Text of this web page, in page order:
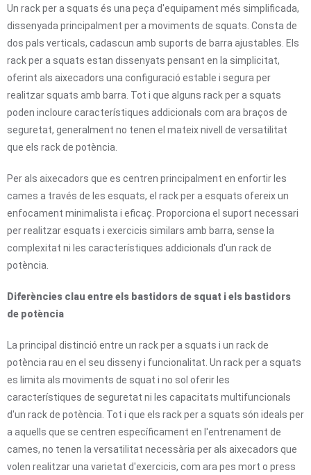
Un rack per a squats és una peça d'equipament més simplificada,
dissenyada principalment per a moviments de squats. Consta de
dos pals verticals, cadascun amb suports de barra ajustables. Els
rack per a squats estan dissenyats pensant en la simplicitat,
oferint als aixecadors una configuració estable i segura per
realitzar squats amb barra. Tot i que alguns rack per a squats
poden incloure característiques addicionals com ara braços de
seguretat, generalment no tenen el mateix nivell de versatilitat
que els rack de potència.
Per als aixecadors que es centren principalment en enfortir les
cames a través de les esquats, el rack per a esquats ofereix un
enfocament minimalista i eficaç. Proporciona el suport necessari
per realitzar esquats i exercicis similars amb barra, sense la
complexitat ni les característiques addicionals d'un rack de
potència.
Diferències clau entre els bastidors de squat i els bastidors
de potència
La principal distinció entre un rack per a squats i un rack de
potència rau en el seu disseny i funcionalitat. Un rack per a squats
es limita als moviments de squat i no sol oferir les
característiques de seguretat ni les capacitats multifuncionals
d'un rack de potència. Tot i que els rack per a squats són ideals per
a aquells que se centren específicament en l'entrenament de
cames, no tenen la versatilitat necessària per als aixecadors que
volen realitzar una varietat d'exercicis, com ara pes mort o press